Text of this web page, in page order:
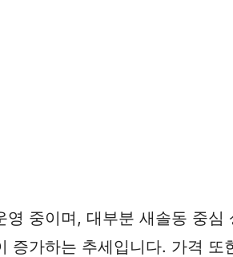
중이며, 대부분 새솔동 중
증가하는 추세입니다. 가격